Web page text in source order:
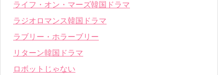
ライフ・オン・マーズ韓国ドラマ
ラジオロマンス韓国ドラマ
ラブリー・ホラーブリー
リターン韓国ドラマ
ロボットじゃない